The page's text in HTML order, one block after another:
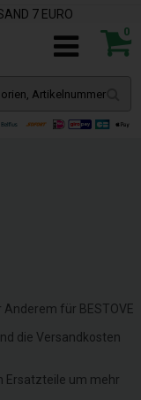
7 EURO
0
für BESTOVE
die Versandkosten
Ersatzteile um mehr